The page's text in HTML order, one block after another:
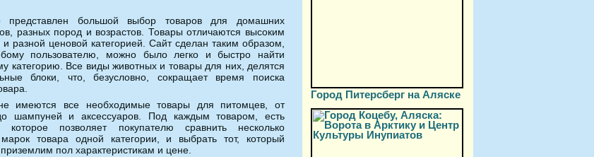
представлен большой выбор товаров для домашних
разных пород и возрастов. Товары отличаются высоким
и разной ценовой категорией. Сайт сделан таким образом,
пользователю, можно было легко и быстро найти
категорию. Все виды животных и товары для них, делятся
блоки, что, безусловно, сокращает время поиска
имеются все необходимые товары для питомцев, от
шампуней и аксессуаров. Под каждым товаром, есть
которое позволяет покупателю сравнить несколько
марок товара одной категории, и выбрать тот, который
пол характеристикам и цене.
Город Питерсберг на Аляске